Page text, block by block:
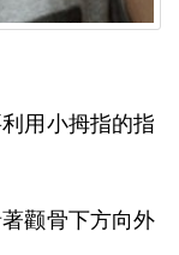
用小拇指的指
颧骨下方向外